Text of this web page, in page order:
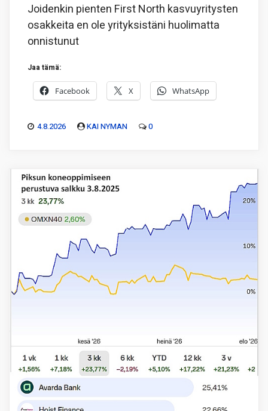
Joidenkin pienten First North kasvuyritysten
osakkeita en ole yrityksistäni huolimatta
onnistunut
Jaa tämä:
Facebook X WhatsApp
4.8.2026 KAI NYMAN 0